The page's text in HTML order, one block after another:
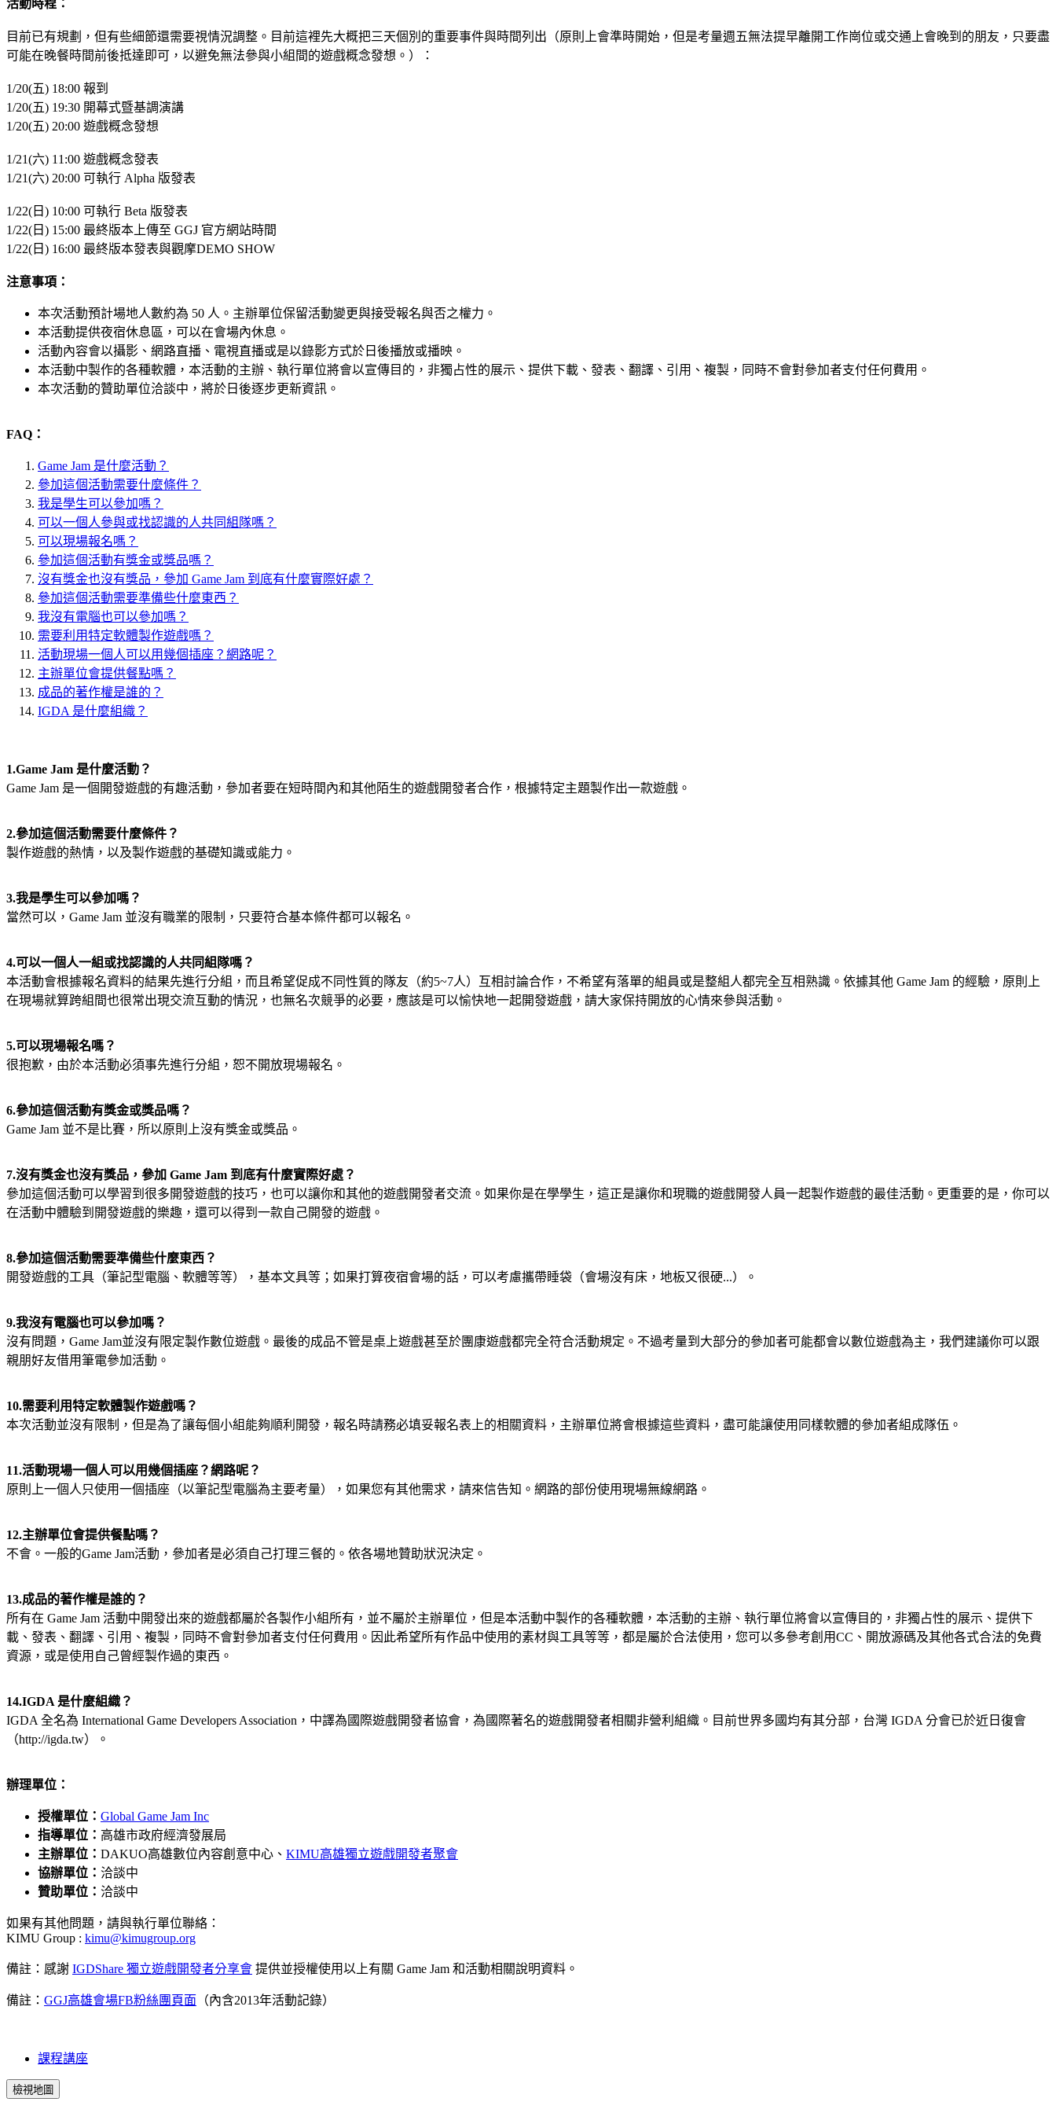
活動時程：
目前已有規劃，但有些細節還需要視情況調整。目前這裡先大概把三天個別的重要事件與時間列出（原則上會準時開始，但是考量週五無法提早離開工作崗位或交通上會晚到的朋友，只要盡
可能在晚餐時間前後抵達即可，以避免無法參與小組間的遊戲概念發想。）：
1/20(五) 18:00 報到
1/20(五) 19:30 開幕式暨基調演講
1/20(五) 20:00 遊戲概念發想
1/21(六) 11:00 遊戲概念發表
1/21(六) 20:00 可執行 Alpha 版發表
1/22(日) 10:00 可執行 Beta 版發表
1/22(日) 15:00 最終版本上傳至 GGJ 官方網站時間
1/22(日) 16:00 最終版本發表與觀摩DEMO SHOW
注意事項：
本次活動預計場地人數約為 50 人。主辦單位保留活動變更與接受報名與否之權力。
本活動提供夜宿休息區，可以在會場內休息。
活動內容會以攝影、網路直播、電視直播或是以錄影方式於日後播放或播映。
本活動中製作的各種軟體，本活動的主辦、執行單位將會以宣傳目的，非獨占性的展示、提供下載、發表、翻譯、引用、複製，同時不會對參加者支付任何費用。
本次活動的贊助單位洽談中，將於日後逐步更新資訊。
FAQ：
Game Jam 是什麼活動？
參加這個活動需要什麼條件？
我是學生可以參加嗎？
可以一個人參與或找認識的人共同組隊嗎？
可以現場報名嗎？
參加這個活動有獎金或獎品嗎？
沒有獎金也沒有獎品，參加 Game Jam 到底有什麼實際好處？
參加這個活動需要準備些什麼東西？
我沒有電腦也可以參加嗎？
需要利用特定軟體製作遊戲嗎？
活動現場一個人可以用幾個插座？網路呢？
主辦單位會提供餐點嗎？
成品的著作權是誰的？
IGDA 是什麼組織？
1.Game Jam 是什麼活動？
Game Jam 是一個開發遊戲的有趣活動，參加者要在短時間內和其他陌生的遊戲開發者合作，根據特定主題製作出一款遊戲。
2.參加這個活動需要什麼條件？
製作遊戲的熱情，以及製作遊戲的基礎知識或能力。
3.我是學生可以參加嗎？
當然可以，Game Jam 並沒有職業的限制，只要符合基本條件都可以報名。
4.可以一個人一組或找認識的人共同組隊嗎？
本活動會根據報名資料的結果先進行分組，而且希望促成不同性質的隊友（約5~7人）互相討論合作，不希望有落單的組員或是整組人都完全互相熟識。依據其他 Game Jam 的經驗，原則上
在現場就算跨組間也很常出現交流互動的情況，也無名次競爭的必要，應該是可以愉快地一起開發遊戲，請大家保持開放的心情來參與活動。
5.可以現場報名嗎？
很抱歉，由於本活動必須事先進行分組，恕不開放現場報名。
6.參加這個活動有獎金或獎品嗎？
Game Jam 並不是比賽，所以原則上沒有獎金或獎品。
7.沒有獎金也沒有獎品，參加 Game Jam 到底有什麼實際好處？
參加這個活動可以學習到很多開發遊戲的技巧，也可以讓你和其他的遊戲開發者交流。如果你是在學學生，這正是讓你和現職的遊戲開發人員一起製作遊戲的最佳活動。更重要的是，你可以
在活動中體驗到開發遊戲的樂趣，還可以得到一款自己開發的遊戲。
8.參加這個活動需要準備些什麼東西？
開發遊戲的工具（筆記型電腦、軟體等等），基本文具等；如果打算夜宿會場的話，可以考慮攜帶睡袋（會場沒有床，地板又很硬...）。
9.我沒有電腦也可以參加嗎？
沒有問題，Game Jam並沒有限定製作數位遊戲。最後的成品不管是桌上遊戲甚至於團康遊戲都完全符合活動規定。不過考量到大部分的參加者可能都會以數位遊戲為主，我們建議你可以跟
親朋好友借用筆電參加活動。
10.需要利用特定軟體製作遊戲嗎？
本次活動並沒有限制，但是為了讓每個小組能夠順利開發，報名時請務必填妥報名表上的相關資料，主辦單位將會根據這些資料，盡可能讓使用同樣軟體的參加者組成隊伍。
11.活動現場一個人可以用幾個插座？網路呢？
原則上一個人只使用一個插座（以筆記型電腦為主要考量），如果您有其他需求，請來信告知。網路的部份使用現場無線網路。
12.主辦單位會提供餐點嗎？
不會。一般的Game Jam活動，參加者是必須自己打理三餐的。依各場地贊助狀況決定。
13.成品的著作權是誰的？
所有在 Game Jam 活動中開發出來的遊戲都屬於各製作小組所有，並不屬於主辦單位，但是本活動中製作的各種軟體，本活動的主辦、執行單位將會以宣傳目的，非獨占性的展示、提供下
載、發表、翻譯、引用、複製，同時不會對參加者支付任何費用。因此希望所有作品中使用的素材與工具等等，都是屬於合法使用，您可以多參考創用CC、開放源碼及其他各式合法的免費
資源，或是使用自己曾經製作過的東西。
14.IGDA 是什麼組織？
IGDA 全名為 International Game Developers Association，中譯為國際遊戲開發者協會，為國際著名的遊戲開發者相關非營利組織。目前世界多國均有其分部，台灣 IGDA 分會已於近日復會
（http://igda.tw）。
辦理單位：
授權單位： Global Game Jam Inc
指導單位： 高雄市政府經濟發展局
主辦單位： DAKUO高雄數位內容創意中心、 KIMU高雄獨立遊戲開發者聚會
協辦單位： 洽談中
贊助單位： 洽談中
如果有其他問題，請與執行單位聯絡：
KIMU Group : kimu@kimugroup.org
備註：感謝 IGDShare 獨立遊戲開發者分享會 提供並授權使用以上有關 Game Jam 和活動相關說明資料。
備註： GGJ高雄會場FB粉絲團頁面 （內含2013年活動記錄）
課程講座
檢視地圖